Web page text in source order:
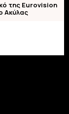
της Eurovision
Ακύλας